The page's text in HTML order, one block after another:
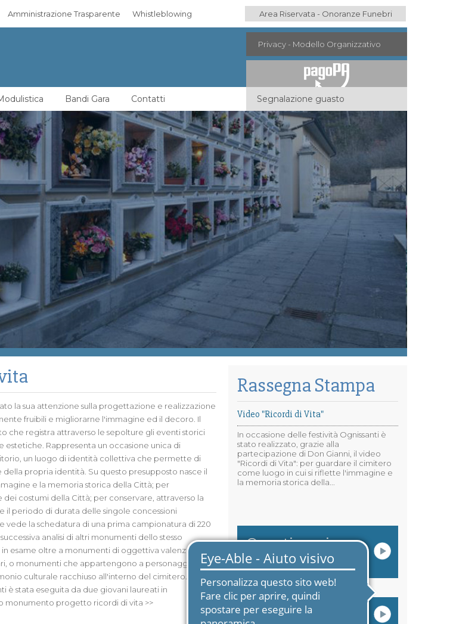
Area Riservata - Onoranze Funebri
Amministrazione Trasparente Whistleblowing
Privacy - Modello Organizzativo
Bandi Gara Contatti Segnalazione guasto
Rassegna Stampa
Video "Ricordi di Vita"
In occasione delle festività Ognissanti è
stato realizzato, grazie alla
partecipazione di Don Gianni, il video
"Ricordi di Vita": per guardare il cimitero
come luogo in cui si riflette l'immagine e
la memoria storica della...
Questionario
servizi cimiteriali
Ricordi di Vita
la sua attenzione sulla progettazione e realizzazione
fruibili e migliorarne l'immagine ed il decoro. Il
che registra attraverso le sepolture gli eventi storici
Rappresenta un occasione unica di
un luogo di identità collettiva che permette di
propria identità. Su questo presupposto nasce il
e la memoria storica della Città; per
costumi della Città; per conservare, attraverso la
il periodo di durata delle singole concessioni
la schedatura di una prima campionatura di 220
analisi di altri monumenti dello stesso
esame oltre a monumenti di oggettiva valenza
o monumenti che appartengono a personaggi
culturale racchiuso all'interno del cimitero. Il
stata eseguita da due giovani laureati in
monumento progetto ricordi di vita >>